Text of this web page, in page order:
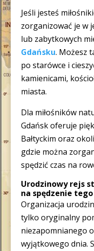
Jeśli jesteś
zorganizować je w
lub zabytkowych
Gdańsku. Możesz
po starówce i
kamienicami,
miasta.
Dla miłośników
Gdańsk oferuje
Bałtyckim oraz
gdzie można
spędzić czas na
Urodzinowy rejs
na spędzenie
Organizacja
tylko oryginalny
niezapomnianego
wyjątkowego dnia.